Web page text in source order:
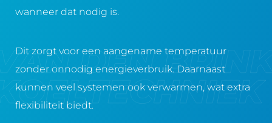
wanneer dat nodig is.
Dit zorgt voor een aangename temperatuur
zonder onnodig energieverbruik. Daarnaast
kunnen veel systemen ook verwarmen, wat extra
flexibiliteit biedt.